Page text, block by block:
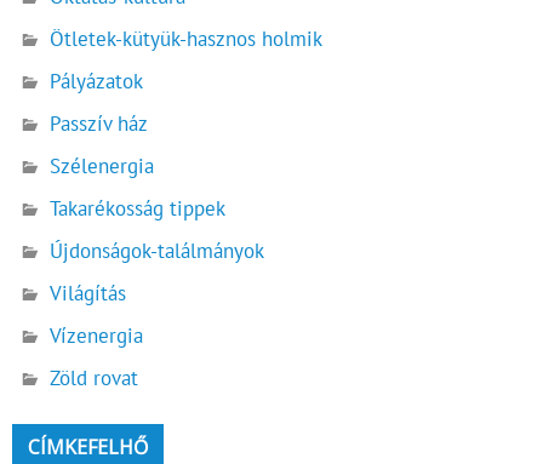
Ötletek-kütyük-hasznos holmik
Pályázatok
Passzív ház
Szélenergia
Takarékosság tippek
Újdonságok-találmányok
Világítás
Vízenergia
Zöld rovat
CÍMKEFELHŐ